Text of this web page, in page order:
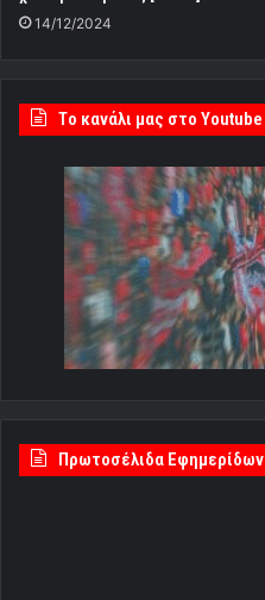
14/12/2024
Tο κανάλι μας στο Youtube
Πρωτοσέλιδα Εφημερίδων